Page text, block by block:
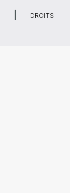
DROITS